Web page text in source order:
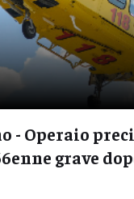
- Operaio
grave